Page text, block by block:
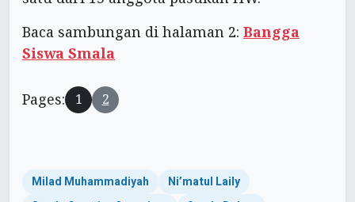
Baca sambungan di halaman 2: Bangga
Siswa Smala
Pages: 1 2
Milad Muhammadiyah
Ni’matul Laily